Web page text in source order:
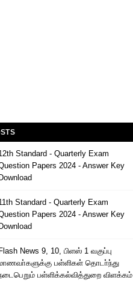
Standard - Quarterly Exam
Papers 2024 - Answer Key
Download
Standard - Quarterly Exam
Papers 2024 - Answer Key
Download
Flash News 9, 10, பிளஸ் 1 வகுப்பு
பள்ளிகள் தொடா்ந்து
பள்ளிக்கல்வித்துறை விளக்கம்